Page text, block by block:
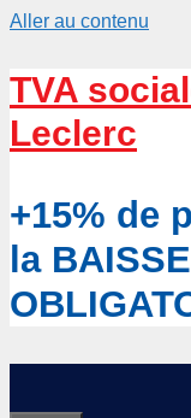
Aller au contenu
TVA
Leclerc
+15% de
la